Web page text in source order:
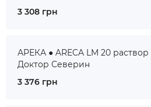
3 308 грн
АРЕКА ● ARECA LM 20
Доктор Северин
3 376 грн